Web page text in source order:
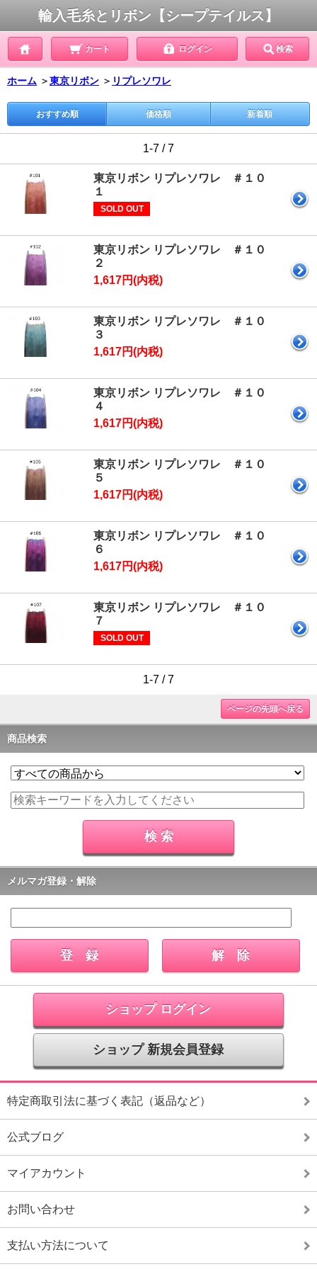
輸入毛糸とリボン【シープテイルス】
カート ログイン 検索
ホーム ＞東京リボン ＞ リプレソワレ
おすすめ順 価格順 新着順
1-7 / 7
東京リボン リプレソワレ ＃１０
１
SOLD OUT
東京リボン リプレソワレ ＃１０
２
1,617円(内税)
東京リボン リプレソワレ ＃１０
３
1,617円(内税)
東京リボン リプレソワレ ＃１０
４
1,617円(内税)
東京リボン リプレソワレ ＃１０
５
1,617円(内税)
東京リボン リプレソワレ ＃１０
６
1,617円(内税)
東京リボン リプレソワレ ＃１０
７
SOLD OUT
1-7 / 7
ページの先頭へ戻る
商品検索
メルマガ登録・解除
ショップ ログイン
ショップ 新規会員登録
特定商取引法に基づく表記（返品など）
公式ブログ
マイアカウント
お問い合わせ
支払い方法について